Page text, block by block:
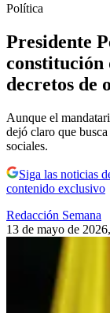
Política
Presidente
constitución
decretos de
Aunque el
dejó claro que
sociales.
Siga las noticias
contenido exclusivo
Redacción Semana
13 de mayo de